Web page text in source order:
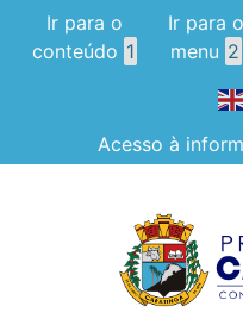
Ir para o
conteúdo 1
Ir para o
menu 2
Acesso à